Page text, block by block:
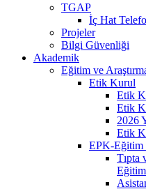
TGAP
İç Hat
Projeler
Bilgi Güvenliği
Akademik
Eğitim ve
Etik Kurul
Etik
Etik
2026
Etik
EPK-Eğitim
Tıpta